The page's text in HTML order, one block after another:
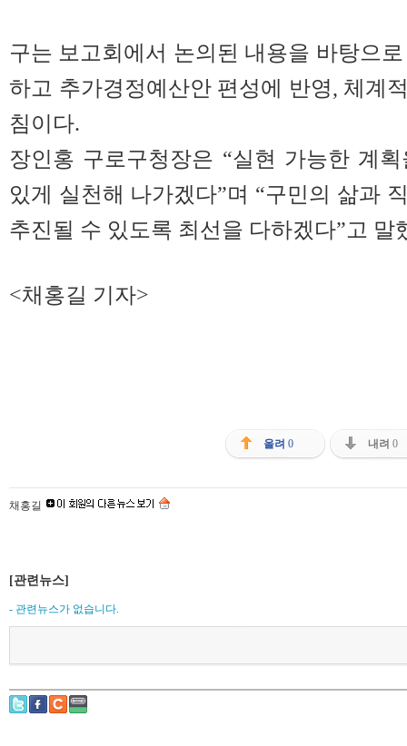
구는 보고회에서 논의된 내용을 바탕으
하고 추가경정예산안 편성에 반영, 체계
침이다.
장인홍 구로구청장은 “실현 가능한 계
있게 실천해 나가겠다”며 “구민의 삶과
추진될 수 있도록 최선을 다하겠다”고 말
<채홍길 기자>
올려 0 내려 0
채홍길
[관련뉴스]
- 관련뉴스가 없습니다.